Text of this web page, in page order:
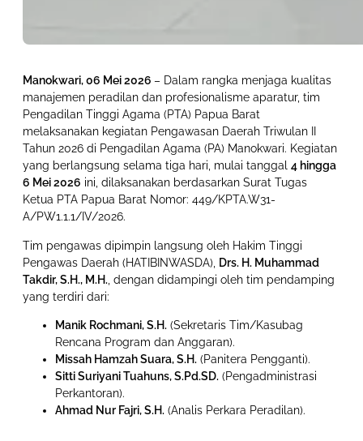
Manokwari, 06 Mei 2026 – Dalam rangka menjaga kualitas
manajemen peradilan dan profesionalisme aparatur, tim
Pengadilan Tinggi Agama (PTA) Papua Barat
melaksanakan kegiatan Pengawasan Daerah Triwulan II
Tahun 2026 di Pengadilan Agama (PA) Manokwari. Kegiatan
yang berlangsung selama tiga hari, mulai tanggal 4 hingga
6 Mei 2026 ini, dilaksanakan berdasarkan Surat Tugas
Ketua PTA Papua Barat Nomor: 449/KPTA.W31-
A/PW1.1.1/IV/2026.
Tim pengawas dipimpin langsung oleh Hakim Tinggi
Pengawas Daerah (HATIBINWASDA), Drs. H. Muhammad
Takdir, S.H., M.H. , dengan didampingi oleh tim pendamping
yang terdiri dari:
Manik Rochmani, S.H. (Sekretaris Tim/Kasubag
Rencana Program dan Anggaran).
Missah Hamzah Suara, S.H. (Panitera Pengganti).
Sitti Suriyani Tuahuns, S.Pd.SD. (Pengadministrasi
Perkantoran).
Ahmad Nur Fajri, S.H. (Analis Perkara Peradilan).